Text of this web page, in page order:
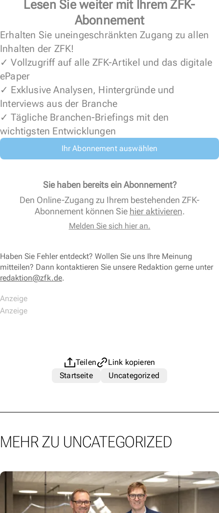
Lesen Sie weiter mit Ihrem ZFK-
Abonnement
Erhalten Sie uneingeschränkten Zugang zu allen
Inhalten der ZFK!
✓ Vollzugriff auf alle ZFK-Artikel und das digitale
ePaper
✓ Exklusive Analysen, Hintergründe und
Interviews aus der Branche
✓ Tägliche Branchen-Briefings mit den
wichtigsten Entwicklungen
Ihr Abonnement auswählen
Sie haben bereits ein Abonnement?
Den Online-Zugang zu Ihrem bestehenden ZFK-
Abonnement können Sie hier aktivieren.
Melden Sie sich hier an.
Haben Sie Fehler entdeckt? Wollen Sie uns Ihre Meinung
mitteilen? Dann kontaktieren Sie unsere Redaktion gerne unter
redaktion@zfk.de.
Teilen
Link kopieren
Startseite
Uncategorized
MEHR ZU UNCATEGORIZED